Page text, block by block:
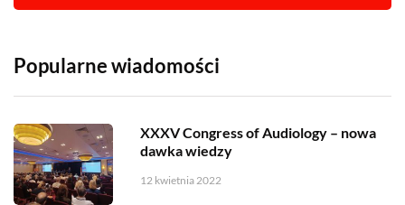
Popularne wiadomości
XXXV Congress of Audiology – nowa
dawka wiedzy
12 kwietnia 2022